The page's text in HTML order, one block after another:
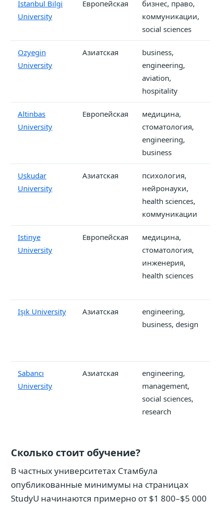
Istanbul Bilgi
University
Европейская
бизнес, право,
коммуникации,
social sciences
Ozyegin
University
Азиатская
business,
engineering,
aviation,
hospitality
Altinbas
University
Европейская
медицина,
стоматология,
engineering,
business
Uskudar
University
Азиатская
психология,
нейронауки,
health sciences,
коммуникации
Istinye
University
Европейская
медицина,
стоматология,
инженерия,
health sciences
Işık University Азиатская
engineering,
business, design
Sabancı
University
Азиатская
engineering,
management,
social sciences,
research
Сколько стоит обучение?
В частных университетах Стамбула
опубликованные минимумы на страницах
StudyU начинаются примерно от $1 800–$5 000